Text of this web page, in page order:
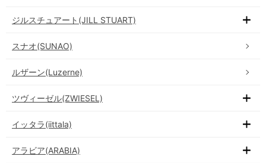
ジルスチュアート(JILL STUART)
スナオ(SUNAO)
ルザーン(Luzerne)
ツヴィーゼル(ZWIESEL)
イッタラ(iittala)
アラビア(ARABIA)